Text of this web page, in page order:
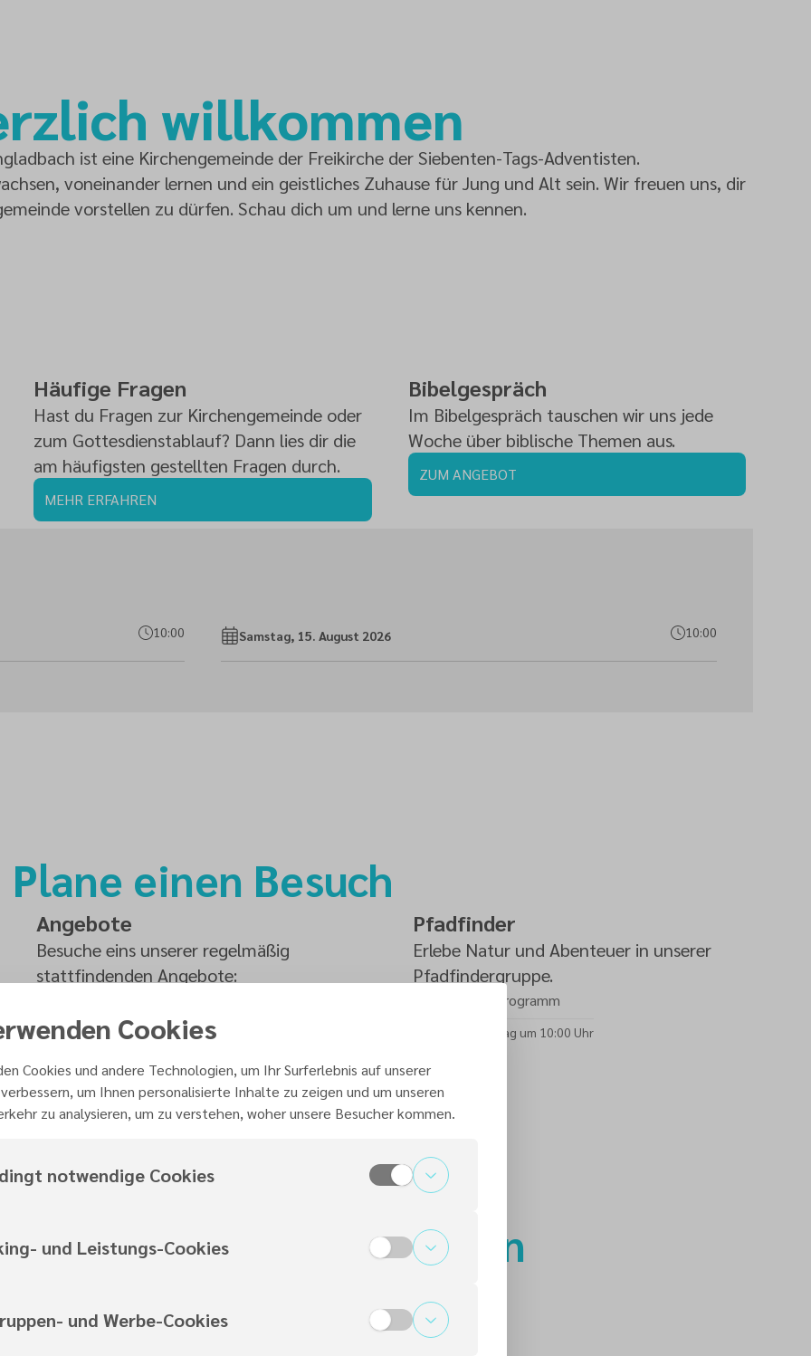
willkommen
ist eine Kirchengemeinde der Freikirche der Siebenten-Tags-Adventisten.
voneinander lernen und ein geistliches Zuhause für Jung und Alt sein. Wir freuen uns, dir
vorstellen zu dürfen. Schau dich um und lerne uns kennen.
Häufige Fragen
Hast du Fragen zur Kirchengemeinde oder
zum Gottesdienstablauf? Dann lies dir die
am häufigsten gestellten Fragen durch.
MEHR ERFAHREN
Bibelgespräch
Im Bibelgespräch tauschen wir uns jede
Woche über biblische Themen aus.
ZUM ANGEBOT
10:00 Samstag, 15. August 2026 10:00
Plane einen Besuch
Angebote
Besuche eins unserer regelmäßig
stattfindenden Angebote:
Pfadfinder
Erlebe Natur und Abenteuer in unserer
Pfadfindergruppe.
Pfadfinderprogramm
Jeden Sonntag um 10:00 Uhr
wir dich willkommen
Cookies
Cookies und andere Technologien, um Ihr Surferlebnis auf unserer
um Ihnen personalisierte Inhalte zu zeigen und um unseren
zu analysieren, um zu verstehen, woher unsere Besucher kommen.
notwendige Cookies
und Leistungs-Cookies
und Werbe-Cookies